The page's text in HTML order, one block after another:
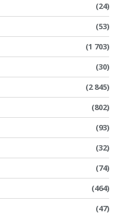
(24)
(53)
(1 703)
(30)
(2 845)
(802)
(93)
(32)
(74)
(464)
(47)